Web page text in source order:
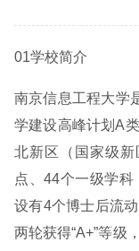
01学校简介
南京信息工程大学
学建设高峰计划A
北新区（国家级
点、44个一级学
设有4个博士后流
两轮获得“A+”等级